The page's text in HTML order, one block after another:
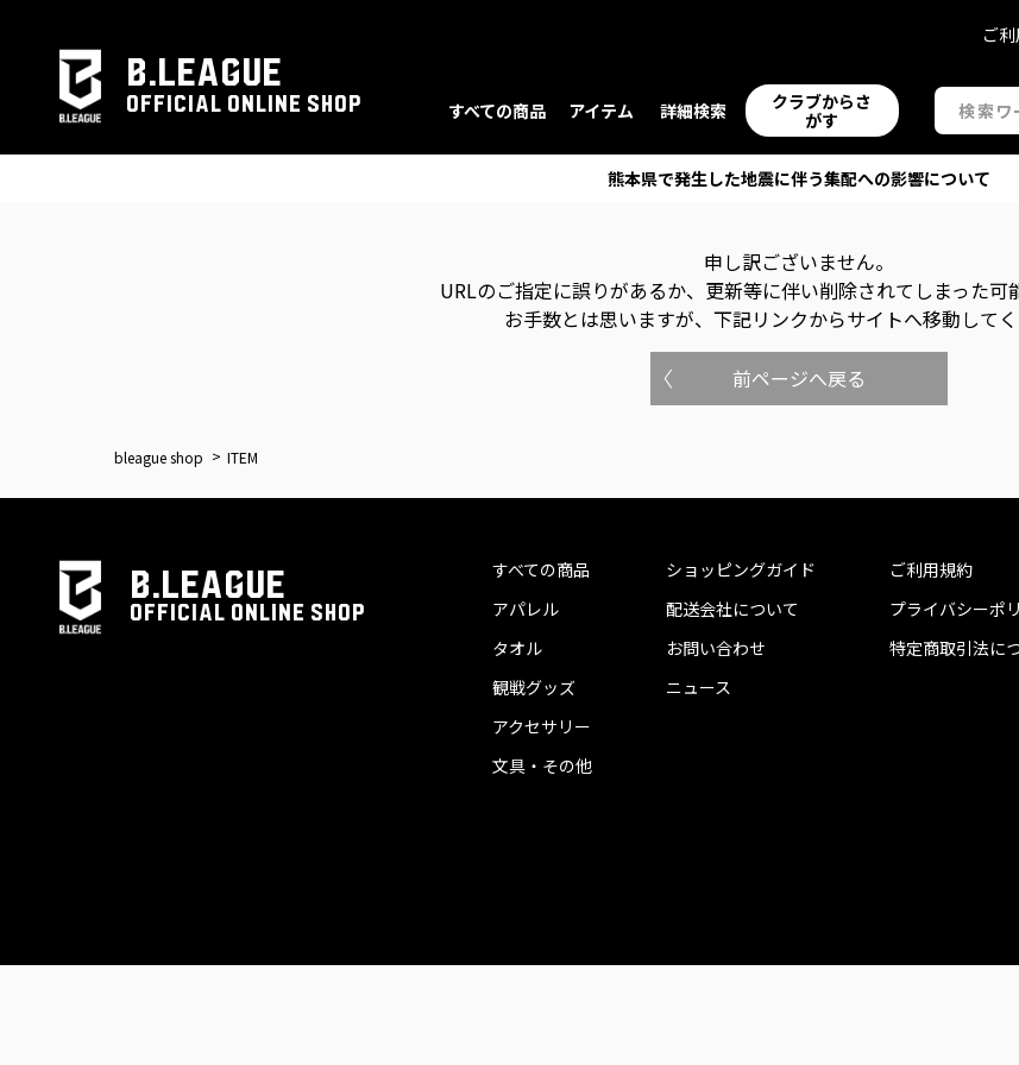
B.LEAGUE
OFFICIAL ONLINE SHOP すべての商品 アイテム 詳細検索
クラブからさ
がす
ご
熊本県で発生した地震に伴う集配への影響について
申し訳ございません。
URLのご指定に誤りがあるか、更新等に伴い削除されてしまった可
お手数とは思いますが、下記リンクからサイトへ移動してく
前ページへ戻る
bleague shop ITEM
B.LEAGUE
OFFICIAL ONLINE SHOP
すべての商品
アパレル
タオル
観戦グッズ
アクセサリー
文具・その他
ショッピングガイド
配送会社について
お問い合わせ
ニュース
ご利用規約
プライバシーポ
特定商取引法に